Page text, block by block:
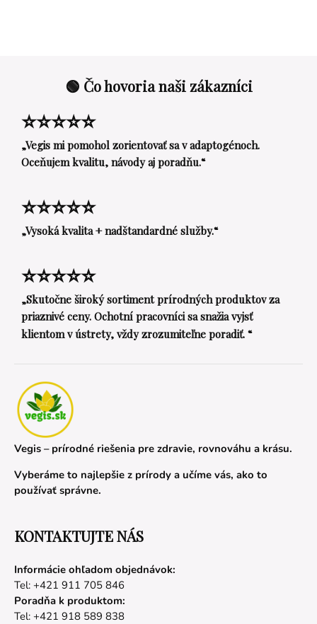
🟢 Čo hovoria naši zákazníci
⭐⭐⭐⭐⭐
„Vegis mi pomohol zorientovať sa v adaptogénoch.
Oceňujem kvalitu, návody aj poradňu.“
⭐⭐⭐⭐⭐
„Vysoká kvalita + nadštandardné služby.“
⭐⭐⭐⭐⭐
„Skutočne široký sortiment prírodných produktov za
priaznivé ceny. Ochotní pracovníci sa snažia vyjsť
klientom v ústrety, vždy zrozumiteľne poradiť. “
Vegis – prírodné riešenia pre zdravie, rovnováhu a krásu.
Vyberáme to najlepšie z prírody a učíme vás, ako to
používať správne.
KONTAKTUJTE NÁS
Informácie ohľadom objednávok:
Tel: +421 911 705 846
Poradňa k produktom:
Tel: +421 918 589 838